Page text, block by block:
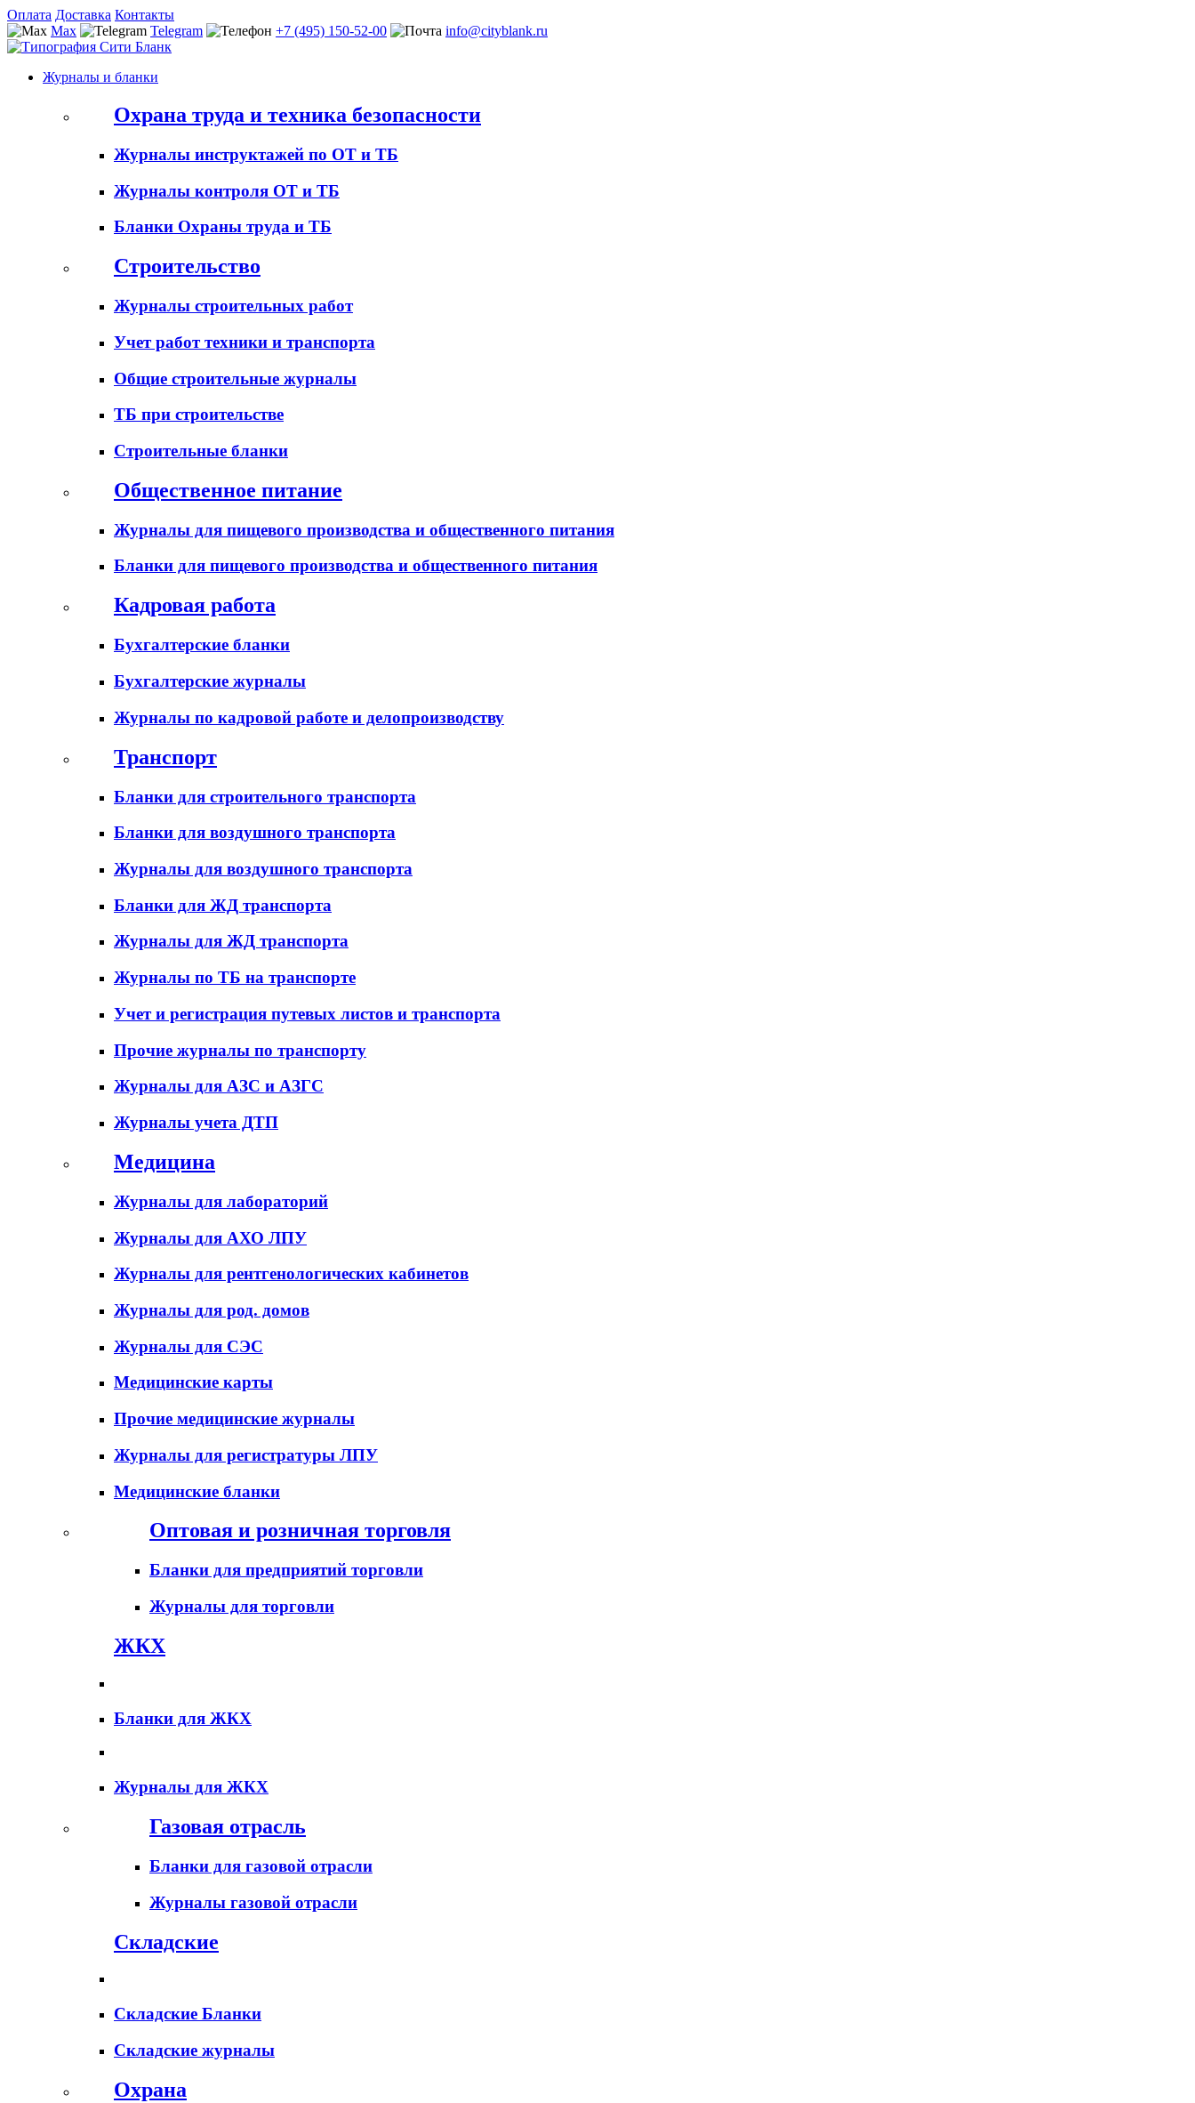
Оплата Доставка Контакты
Max
Telegram +7 (495) 150-52-00 info@cityblank.ru
Журналы и бланки
Охрана труда и техника безопасности
Журналы инструктажей по ОТ и ТБ
Журналы контроля ОТ и ТБ
Бланки Охраны труда и ТБ
Строительство
Журналы строительных работ
Учет работ техники и транспорта
Общие строительные журналы
ТБ при строительстве
Строительные бланки
Общественное питание
Журналы для пищевого производства и общественного питания
Бланки для пищевого производства и общественного питания
Кадровая работа
Бухгалтерские бланки
Бухгалтерские журналы
Журналы по кадровой работе и делопроизводству
Транспорт
Бланки для строительного транспорта
Бланки для воздушного транспорта
Журналы для воздушного транспорта
Бланки для ЖД транспорта
Журналы для ЖД транспорта
Журналы по ТБ на транспорте
Учет и регистрация путевых листов и транспорта
Прочие журналы по транспорту
Журналы для АЗС и АЗГС
Журналы учета ДТП
Медицина
Журналы для лабораторий
Журналы для АХО ЛПУ
Журналы для рентгенологических кабинетов
Журналы для род. домов
Журналы для СЭС
Медицинские карты
Прочие медицинские журналы
Журналы для регистратуры ЛПУ
Медицинские бланки
Оптовая и розничная торговля
Бланки для предприятий торговли
Журналы для торговли
ЖКХ
Бланки для ЖКХ
Журналы для ЖКХ
Газовая отрасль
Бланки для газовой отрасли
Журналы газовой отрасли
Складские
Складские Бланки
Складские журналы
Охрана